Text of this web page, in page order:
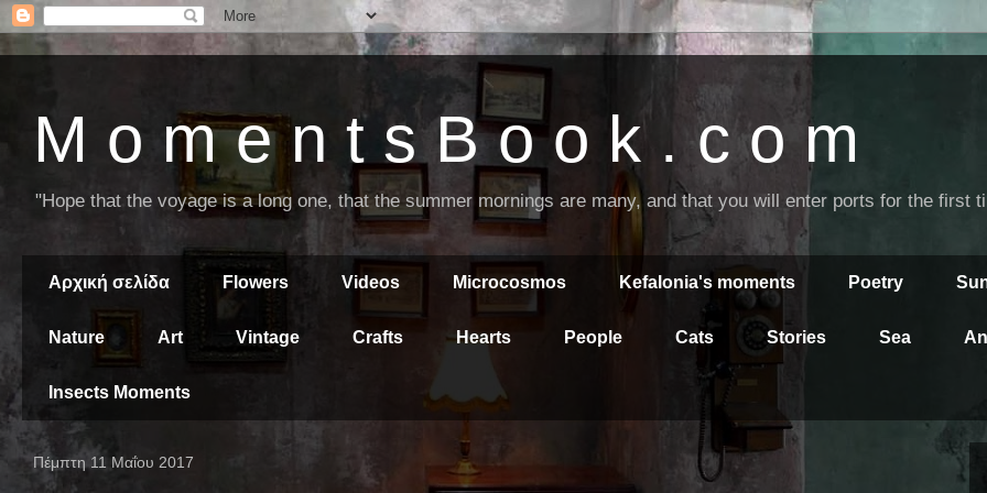
M o m e n t s B o o k . c o m
"Hope that the voyage is a long one, that the summer mornings are many, and that you will enter ports for the
Αρχική σελίδα Flowers Videos Microcosmos Kefalonia's moments Poetry
Nature Art Vintage Crafts Hearts People Cats Stories Sea
Insects Moments
Πέμπτη 11 Μαΐου 2017